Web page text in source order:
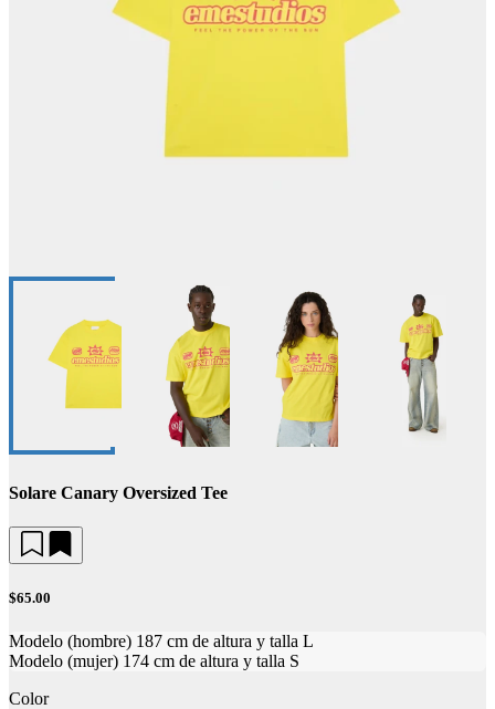
Solare Canary Oversized Tee
$65.00
Modelo (hombre) 187 cm de altura y talla L
Modelo (mujer) 174 cm de altura y talla S
Color